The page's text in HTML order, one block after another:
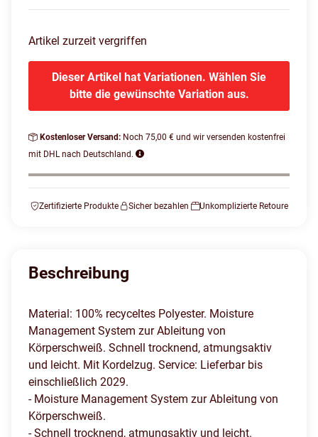
Artikel zurzeit vergriffen
Dieser Artikel hat Variationen. Wählen Sie
bitte die gewünschte Variation aus.
Kostenloser Versand: Noch 75,00 € und wir versenden kostenfrei
mit DHL nach Deutschland.
Zertifizierte Produkte Sicher bezahlen Unkomplizierte Retoure
Beschreibung
Material: 100% recyceltes Polyester. Moisture
Management System zur Ableitung von
Körperschweiß. Schnell trocknend, atmungsaktiv
und leicht. Mit Kordelzug. Service: Lieferbar bis
einschließlich 2029.
- Moisture Management System zur Ableitung von
Körperschweiß.
- Schnell trocknend, atmungsaktiv und leicht.